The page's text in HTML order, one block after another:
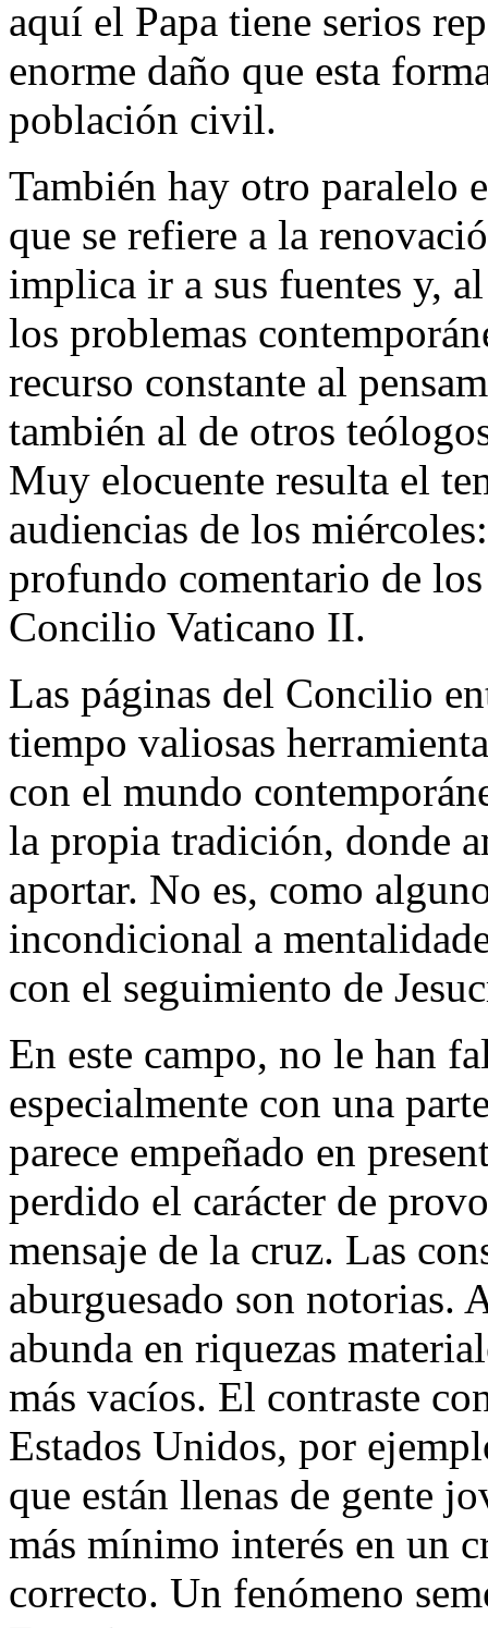
aquí el Papa tiene serios
enorme daño que esta
población civil.
También hay otro
que se refiere a la
implica ir a sus fuentes y,
los problemas
recurso constante al
también al de otros
Muy elocuente resulta el
audiencias de los
profundo comentario de
Concilio Vaticano II.
Las páginas del Concilio
tiempo valiosas
con el mundo
la propia tradición, donde
aportar. No es, como
incondicional a
con el seguimiento de
En este campo, no le han
especialmente con una
parece empeñado en
perdido el carácter de
mensaje de la cruz. Las
aburguesado son notorias.
abunda en riquezas
más vacíos. El contraste
Estados Unidos, por
que están llenas de gente
más mínimo interés en un
correcto. Un fenómeno